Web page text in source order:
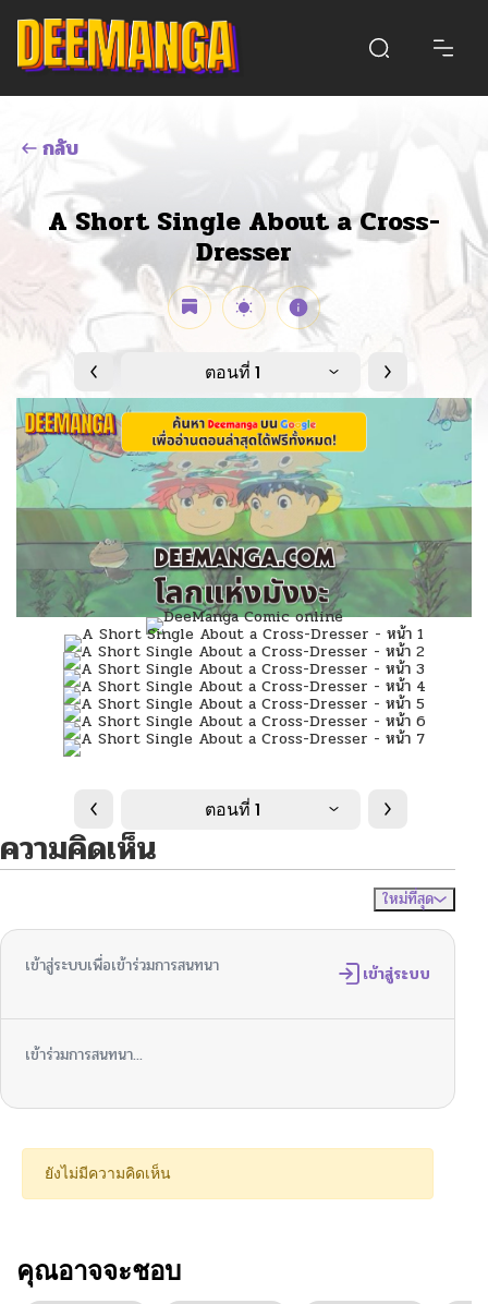
กลับ
A Short Single About a Cross-
Dresser
ตอนที่ 1
ตอนที่ 1
ความคิดเห็น
ใหม่ที่สุด
เข้าสู่ระบบเพื่อเข้าร่วมการสนทนา เข้าสู่ระบบ
เข้าร่วมการสนทนา...
ยังไม่มีความคิดเห็น
คุณอาจจะชอบ